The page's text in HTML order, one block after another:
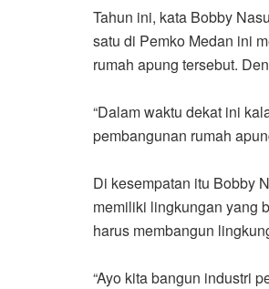
Tahun ini, kata Bobby
satu di Pemko Medan ini
rumah apung tersebut.
“Dalam waktu dekat ini
pembangunan rumah
Di kesempatan itu Bobby
memiliki lingkungan yang
harus membangun
“Ayo kita bangun industri